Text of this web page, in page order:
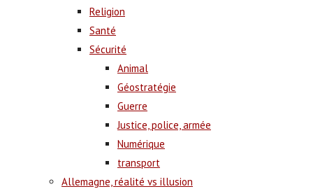
Religion
Santé
Sécurité
Animal
Géostratégie
Guerre
Justice, police, armée
Numérique
transport
Allemagne, réalité vs illusion